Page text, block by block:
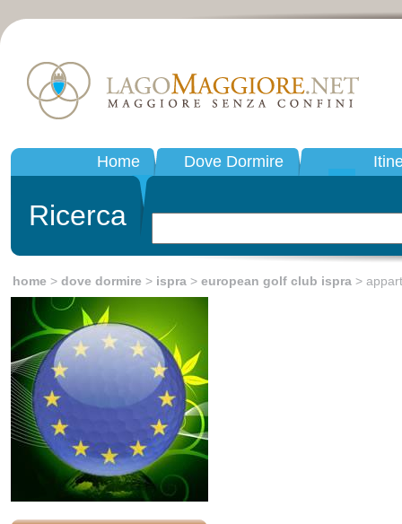
Home Dove Dormire
Ricerca
home > dove dormire > ispra > european golf club ispra >